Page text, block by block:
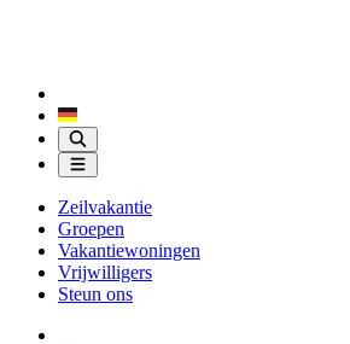
Zeilvakantie
Groepen
Vakantiewoningen
Vrijwilligers
Steun ons